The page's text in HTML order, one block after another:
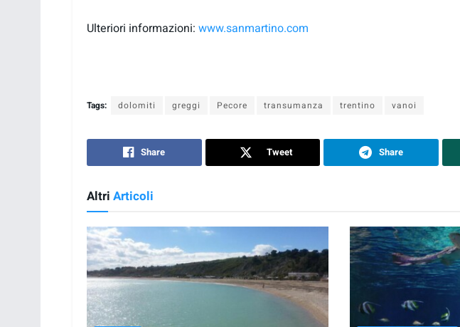
Ulteriori informazioni: www.sanmartino.com
Tags: dolomiti greggi Pecore transumanza trentino vanoi
Share Tweet Share
Altri Articoli